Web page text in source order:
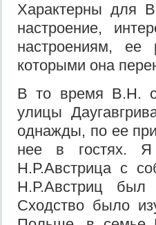
Характерны для
настроение,
настроениям,
которыми она
В то время В.Н.
улицы
однажды, по ее
нее в гостях. Я
Н.Р.Австрица с
Н.Р.Австриц
Сходство было